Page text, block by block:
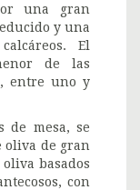
una gran
y una
El
de las
entre uno y
de mesa, se
de gran
basados
con